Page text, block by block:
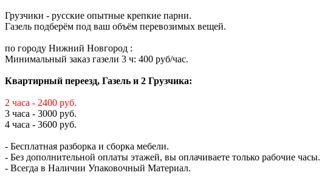
Грузчики - русские опытные крепкие парни.
Газель подберём под ваш объём перевозимых вещей.
по городу Нижний Новгород :
Минимальный заказ газели 3 ч: 400 руб/час.
Квартирный переезд, Газель и 2 Грузчика:
2 часа - 2400 руб.
3 часа - 3000 руб.
4 часа - 3600 руб.
- Бесплатная разборка и сборка мебели.
- Без дополнительной оплаты этажей, вы оплачиваете только рабочие часы.
- Всегда в Наличии Упаковочный Материал.